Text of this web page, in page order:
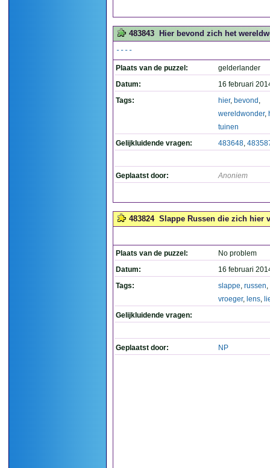
483843 Hier bevond zich het
----
Plaats van de puzzel:
gelderlander
Datum:
16 februari
Tags:
hier, bevond ,
wereldwonder,
tuinen
Gelijkluidende vragen:
483648,
Geplaatst door: Anoniem
483824 Slappe Russen die zich hier
Plaats van de puzzel:
No problem
Datum:
16 februari
Tags:
slappe, russen,
vroeger, lens,
Gelijkluidende vragen:
Geplaatst door: NP